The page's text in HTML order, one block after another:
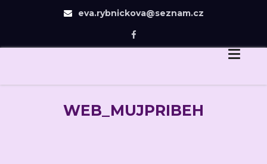
eva.rybnickova@seznam.cz
content
WEB_MUJPRIBEH